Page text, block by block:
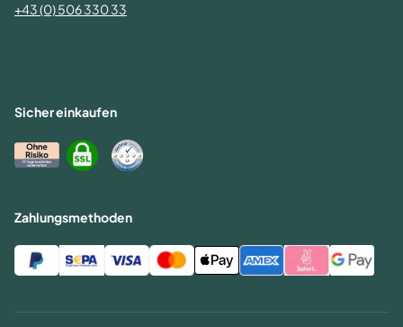
+43 (0) 506 330 33
Sicher einkaufen
Zahlungsmethoden